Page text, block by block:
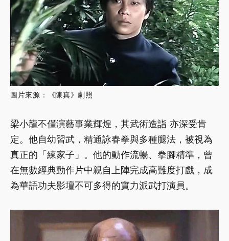
圖片來源：《陳真》劇照
梁小龍不僅演藝事業輝煌，其武術造詣 亦深受肯
定。他自幼習武，精通詠春拳與多種腿法，被視為
真正的「練家子」。他的動作流暢、拳腳精準，曾
在無數經典動作片中親自上陣完成高難度打戲，成
為華語功夫影壇不可多得的實力派武打演員。